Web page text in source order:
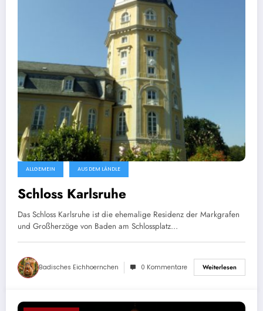
ALLGEMEIN AUS DEM LÄNDLE
Schloss Karlsruhe
Das Schloss Karlsruhe ist die ehemalige Residenz der Markgrafen
und Großherzöge von Baden am Schlossplatz…
Badisches Eichhoernchen 0 Kommentare Weiterlesen